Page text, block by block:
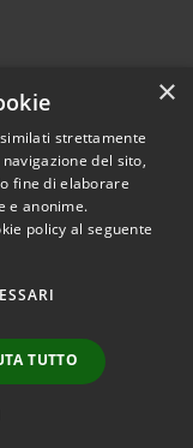
© 2026 • Comune di
•
Accesso
redazione
×
strettamente
del sito,
fine di elaborare
e anonime.
policy al seguente
TUTTO